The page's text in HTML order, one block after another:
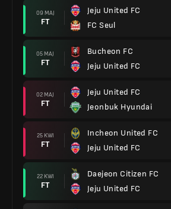
09 MAJ
FT
Jeju United FC
FC Seul
05 MAJ
FT
Bucheon FC
Jeju United FC
02 MAJ
FT
Jeju United FC
Jeonbuk Hyundai
25 KWI
FT
Incheon United FC
Jeju United FC
22 KWI
FT
Daejeon Citizen FC
Jeju United FC